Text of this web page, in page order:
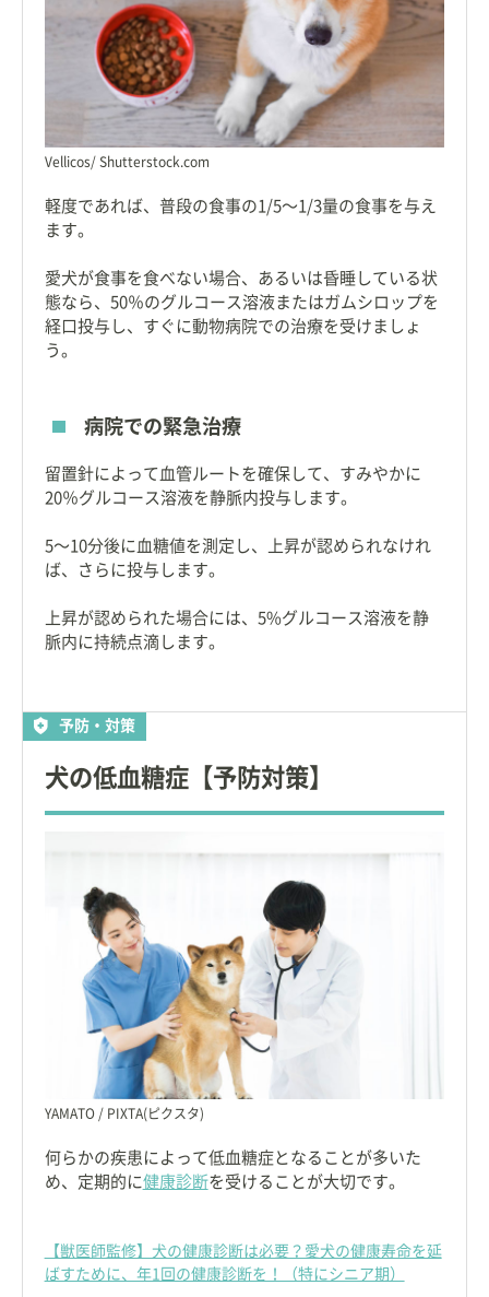
Vellicos/ Shutterstock.com
軽度であれば、普段の食事の1/5〜1/3量の食事を与え
ます。
愛犬が食事を食べない場合、あるいは昏睡している状
態なら、50％のグルコース溶液またはガムシロップを
経口投与し、すぐに動物病院での治療を受けましょ
う。
病院での緊急治療
留置針によって血管ルートを確保して、すみやかに
20％グルコース溶液を静脈内投与します。
5〜10分後に血糖値を測定し、上昇が認められなけれ
ば、さらに投与します。
上昇が認められた場合には、5%グルコース溶液を静
脈内に持続点滴します。
予防・対策
犬の低血糖症【予防対策】
YAMATO / PIXTA(ピクスタ)
何らかの疾患によって低血糖症となることが多いた
め、定期的に健康診断を受けることが大切です。
【獣医師監修】犬の健康診断は必要？愛犬の健康寿命を延
ばすために、年1回の健康診断を！（特にシニア期）